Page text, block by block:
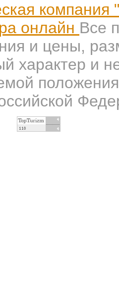
компания
онлайн Все
и цены,
характер и